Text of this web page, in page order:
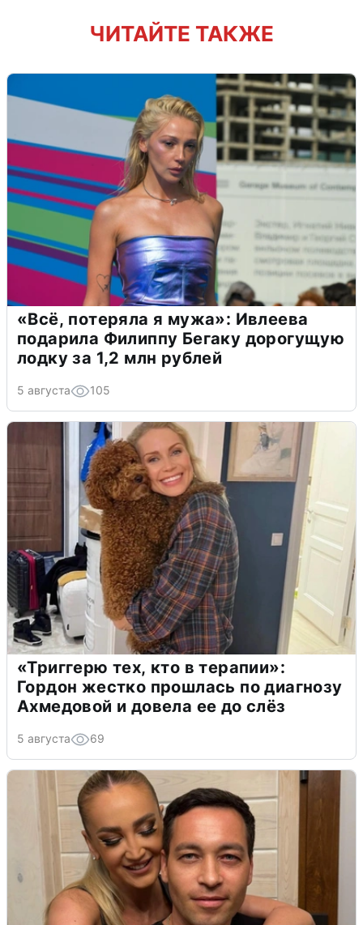
ЧИТАЙТЕ ТАКЖЕ
«Всё, потеряла я мужа»: Ивлеева
подарила Филиппу Бегаку дорогущую
лодку за 1,2 млн рублей
5 августа 105
«Триггерю тех, кто в терапии»:
Гордон жестко прошлась по диагнозу
Ахмедовой и довела ее до слёз
5 августа 69